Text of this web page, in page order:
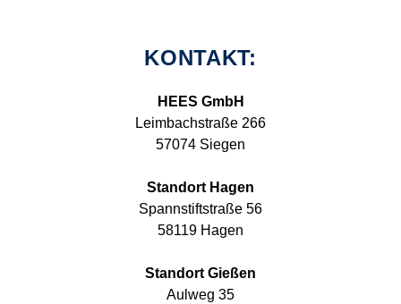
KONTAKT:
HEES GmbH
Leimbachstraße 266
57074 Siegen
Standort Hagen
Spannstiftstraße 56
58119 Hagen
Standort Gießen
Aulweg 35